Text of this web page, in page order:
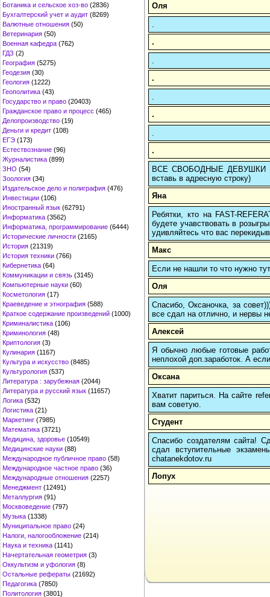
Ботаника и сельское хоз-во (2836)
Бухгалтерский учет и аудит (8269)
Валютные отношения (50)
Ветеринария (50)
Военная кафедра (762)
ГДЗ (2)
География (5275)
Геодезия (30)
Геология (1222)
Геополитика (43)
Государство и право (20403)
Гражданское право и процесс (465)
Делопроизводство (19)
Деньги и кредит (108)
ЕГЭ (173)
Естествознание (96)
Журналистика (899)
ЗНО (54)
Зоология (34)
Издательское дело и полиграфия (476)
Инвестиции (106)
Иностранный язык (62791)
Информатика (3562)
Информатика, программирование (6444)
Исторические личности (2165)
История (21319)
История техники (766)
Кибернетика (64)
Коммуникации и связь (3145)
Компьютерные науки (60)
Косметология (17)
Краеведение и этнография (588)
Краткое содержание произведений (1000)
Криминалистика (106)
Криминология (48)
Криптология (3)
Кулинария (1167)
Культура и искусство (8485)
Культурология (537)
Литература : зарубежная (2044)
Литература и русский язык (11657)
Логика (532)
Логистика (21)
Маркетинг (7985)
Математика (3721)
Медицина, здоровье (10549)
Медицинские науки (88)
Международное публичное право (58)
Международное частное право (36)
Международные отношения (2257)
Менеджмент (12491)
Металлургия (91)
Москвоведение (797)
Музыка (1338)
Муниципальное право (24)
Налоги, налогообложение (214)
Наука и техника (1141)
Начертательная геометрия (3)
Оккультизм и уфология (8)
Остальные рефераты (21692)
Педагогика (7850)
Политология (3801)
Оля
.
.
.
.
ВСЕ СВОБОДНЫЕ ДЕВУШКИ
вставь в адресную строку)
Яна
Ребятки, кто на FAST-
будете учавствовать в
удивляйтесь что вас
Макс
Если не нашли то что нужно
Оля
Спасибо, Оксаночка, за
все сдал на отлично, и нервы
Алексей
Я обычно любые готовые
неплохой доп.заработок. А
Оксана
Хватит париться. На сайте
вам советую.
Студент
Спасибо создателям сайта!
сдал вступительные
chatanekdotov.ru
Лопух